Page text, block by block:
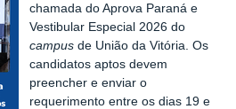
chamada do Aprova Paraná e
Vestibular Especial 2026 do
campusde União da Vitória. Os
candidatos aptos devem
preencher e enviar o
requerimento entre os dias 19 e